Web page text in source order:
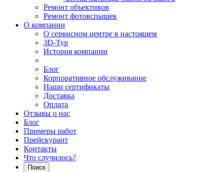
Ремонт объективов
Ремонт фотовспышек
О компании
О сервисном центре в настоящем
3D-Тур
История компании
Блог
Корпоративное обслуживание
Наши сертификаты
Доставка
Оплата
Отзывы о нас
Блог
Примеры работ
Прейскурант
Контакты
Что случилось?
Поиск